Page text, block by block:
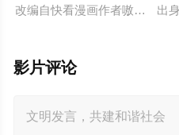
改编自快看漫画作者嗷小泽的
出
影片评论